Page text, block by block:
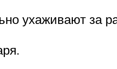
ухаживают за